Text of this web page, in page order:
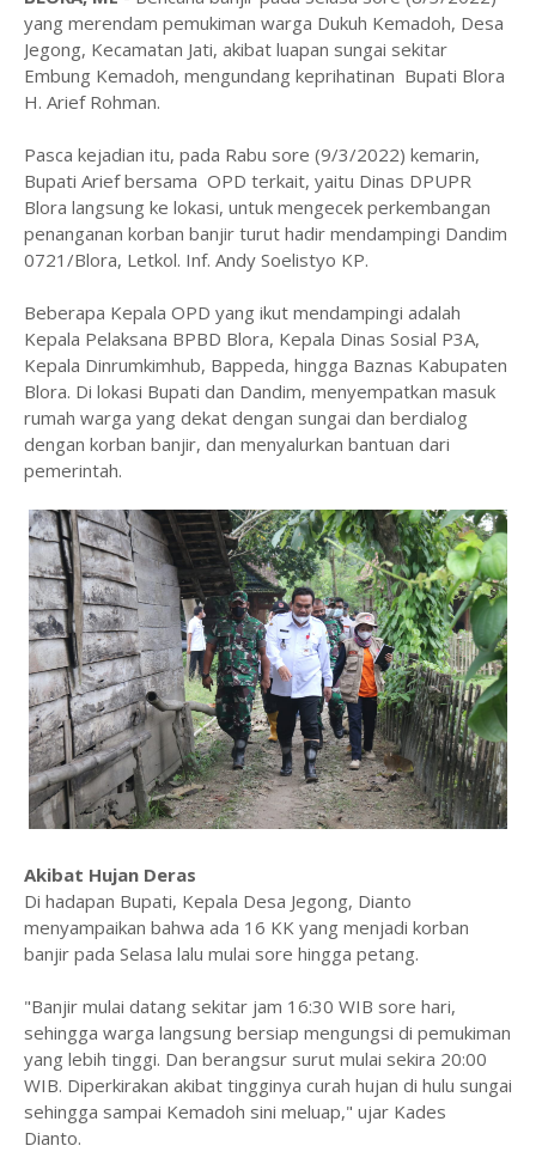
yang merendam pemukiman warga Dukuh Kemadoh, Desa
Jegong, Kecamatan Jati, akibat luapan sungai sekitar
Embung Kemadoh, mengundang keprihatinan Bupati Blora
H. Arief Rohman.
Pasca kejadian itu, pada Rabu sore (9/3/2022) kemarin,
Bupati Arief bersama OPD terkait, yaitu Dinas DPUPR
Blora langsung ke lokasi, untuk mengecek perkembangan
penanganan korban banjir turut hadir mendampingi Dandim
0721/Blora, Letkol. Inf. Andy Soelistyo KP.
Beberapa Kepala OPD yang ikut mendampingi adalah
Kepala Pelaksana BPBD Blora, Kepala Dinas Sosial P3A,
Kepala Dinrumkimhub, Bappeda, hingga Baznas Kabupaten
Blora. Di lokasi Bupati dan Dandim, menyempatkan masuk
rumah warga yang dekat dengan sungai dan berdialog
dengan korban banjir, dan menyalurkan bantuan dari
pemerintah.
Akibat Hujan Deras
Di hadapan Bupati, Kepala Desa Jegong, Dianto
menyampaikan bahwa ada 16 KK yang menjadi korban
banjir pada Selasa lalu mulai sore hingga petang.
"Banjir mulai datang sekitar jam 16:30 WIB sore hari,
sehingga warga langsung bersiap mengungsi di pemukiman
yang lebih tinggi. Dan berangsur surut mulai sekira 20:00
WIB. Diperkirakan akibat tingginya curah hujan di hulu sungai
sehingga sampai Kemadoh sini meluap," ujar Kades
Dianto.